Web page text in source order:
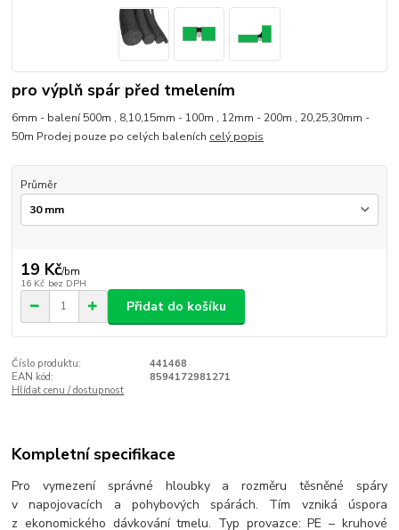
pro výplň spár před tmelením
6mm - balení 500m , 8,10,15mm - 100m , 12mm - 200m , 20,25,30mm -
50m Prodej pouze po celých baleních celý popis
Průměr
19 Kč/bm
16 Kč bez DPH
Přidat do košíku
Číslo produktu:
441468
EAN kód:
8594172981271
Hlídat cenu / dostupnost
Kompletní specifikace
Pro vymezení správné hloubky a rozměru těsněné spáry
v napojovacích a pohybových spárách. Tím vzniká úspora
z ekonomického dávkování tmelu. Typ provazce: PE – kruhové